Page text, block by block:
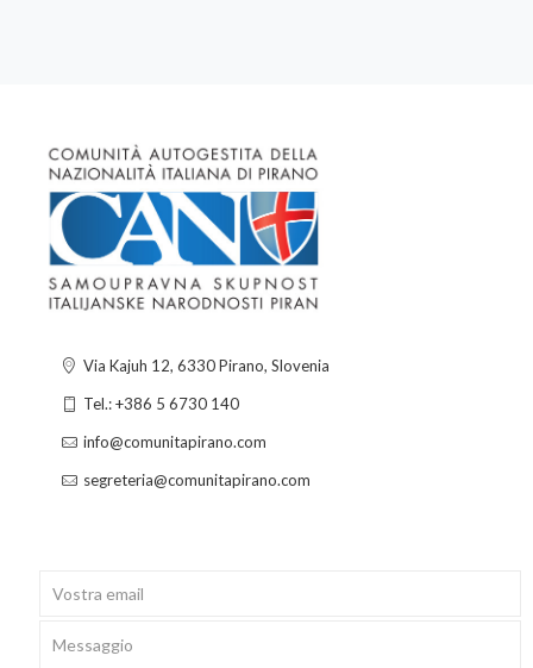
Via Kajuh 12, 6330 Pirano, Slovenia
Tel.: +386 5 6730 140
info@comunitapirano.com
segreteria@comunitapirano.com